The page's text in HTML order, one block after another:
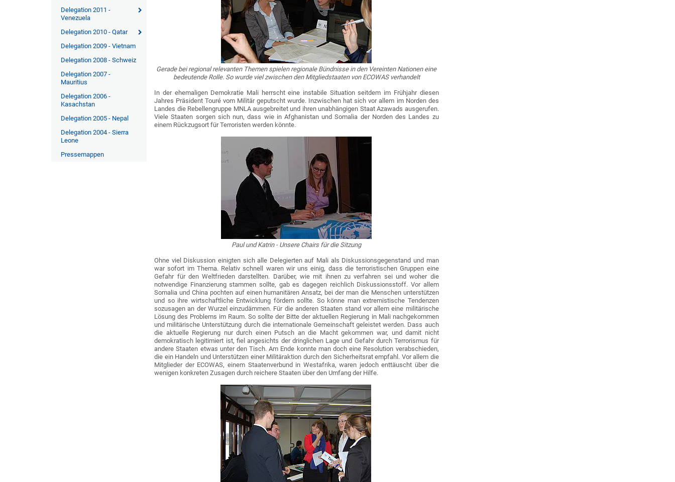
Delegation 2011 -
Venezuela
Delegation 2010 - Qatar
Delegation 2009 - Vietnam
Delegation 2008 - Schweiz
Delegation 2007 -
Mauritius
Delegation 2006 -
Kasachstan
Delegation 2005 - Nepal
Delegation 2004 - Sierra
Leone
Pressemappen
Gerade bei regional relevanten Themen spielen regionale Bündnisse in den Vereinten Nationen eine
bedeutende Rolle. So wurde viel zwischen den Mitgliedstaaten von ECOWAS verhandelt
In der ehemaligen Demokratie Mali herrscht eine instabile Situation seitdem im Frühjahr diesen
Jahres Präsident Touré vom Militär geputscht wurde. Inzwischen hat sich vor allem im Norden des
Landes die Rebellengruppe MNLA ausgebreitet und ihren unabhängigen Staat Azawads ausgerufen.
Viele Staaten sorgen sich nun, dass wie in Afghanistan und Somalia der Norden des Landes zu
einem Rückzugsort für Terroristen werden könnte.
Paul und Katrin - Unsere Chairs für die Sitzung
Ohne viel Diskussion einigten sich alle Delegierten auf Mali als Diskussionsgegenstand und man
war sofort im Thema. Relativ schnell waren wir uns einig, dass die terroristischen Gruppen eine
Gefahr für den Weltfrieden darstellten. Darüber, wie mit ihnen zu verfahren sei und woher die
notwendige Finanzierung stammen sollte, gab es dagegen reichlich Diskussionsstoff. Vor allem
Somalia und China pochten auf einen humanitären Ansatz, bei der man die Menschen unterstützen
und so ihre wirtschaftliche Entwicklung fördern sollte. So könne man extremistische Tendenzen
sozusagen an der Wurzel einzudämmen. Für die anderen Staaten stand vor allem eine militärische
Lösung des Problems im Raum. So sollte der Bitte der aktuellen Regierung in Mali nachgekommen
und militärische Unterstützung durch die internationale Gemeinschaft geleistet werden. Dass auch
die aktuelle Regierung nur durch einen Putsch an die Macht gekommen war, und damit nicht
demokratisch legitimiert ist, fiel angesichts der dringlichen Lage und Gefahr durch Terrorismus für
andere Staaten etwas unter den Tisch. Am Ende konnte man doch eine Resolution verabschieden,
die ein Handeln und Unterstützen einer Militäraktion durch den Sicherheitsrat empfahl. Vor allem die
Mitglieder der ECOWAS, einem Staatenverbund in Westafrika, waren jedoch enttäuscht über die
wenigen konkreten Zusagen durch reichere Staaten über den Umfang der Hilfe.